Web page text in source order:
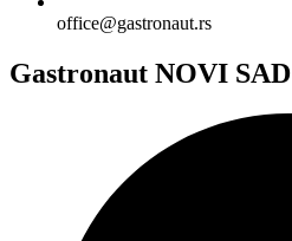
office@gastronaut.rs
Gastronaut NOVI SAD